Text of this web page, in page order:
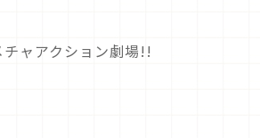
ャアクション劇場!!